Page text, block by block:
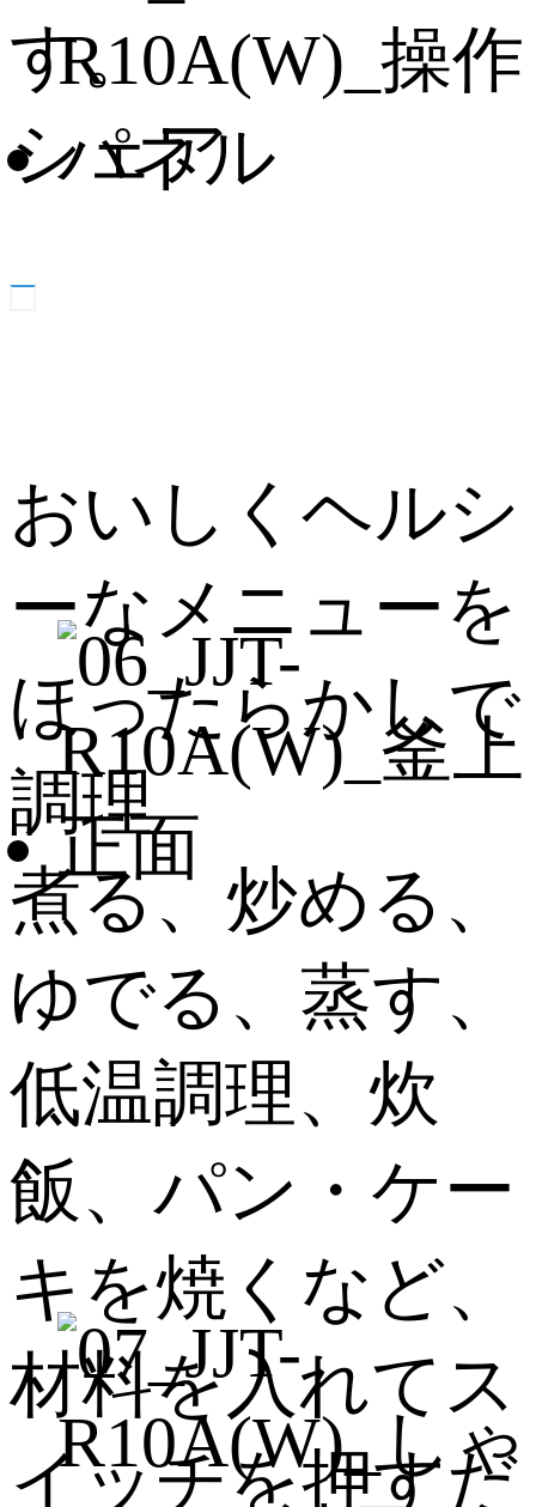
す。
シェア
おいしくヘルシ
ーなメニューを
ほったらかしで
調理
煮る、炒める、
ゆでる、蒸す、
低温調理、炊
飯、パン・ケー
キを焼くなど、
材料を入れてス
イッチを押すだ